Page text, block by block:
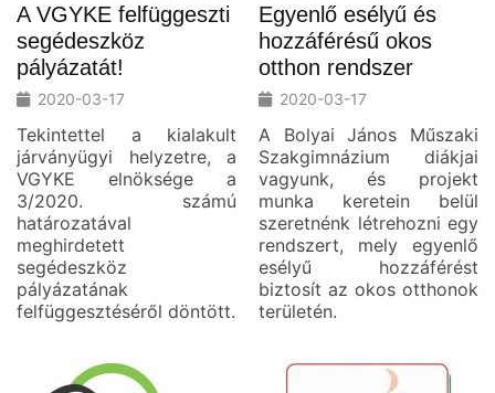
A VGYKE felfüggeszti
segédeszköz
pályázatát!
2020-03-17
Tekintettel a kialakult
járványügyi helyzetre, a
VGYKE elnöksége a
3/2020. számú
határozatával
meghirdetett
segédeszköz
pályázatának
felfüggesztéséről döntött.
Egyenlő esélyű és
hozzáférésű okos
otthon rendszer
2020-03-17
A Bolyai János Műszaki
Szakgimnázium diákjai
vagyunk, és projekt
munka keretein belül
szeretnénk létrehozni egy
rendszert, mely egyenlő
esélyű hozzáférést
biztosít az okos otthonok
területén.